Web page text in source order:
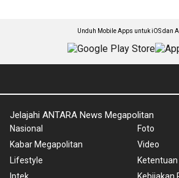
Unduh Mobile Apps untuk iOS dan
Jelajahi ANTARA News Megapolitan
Nasional
Kabar Megapolitan
Lifestyle
Iptek
Foto
Video
Kebijakan